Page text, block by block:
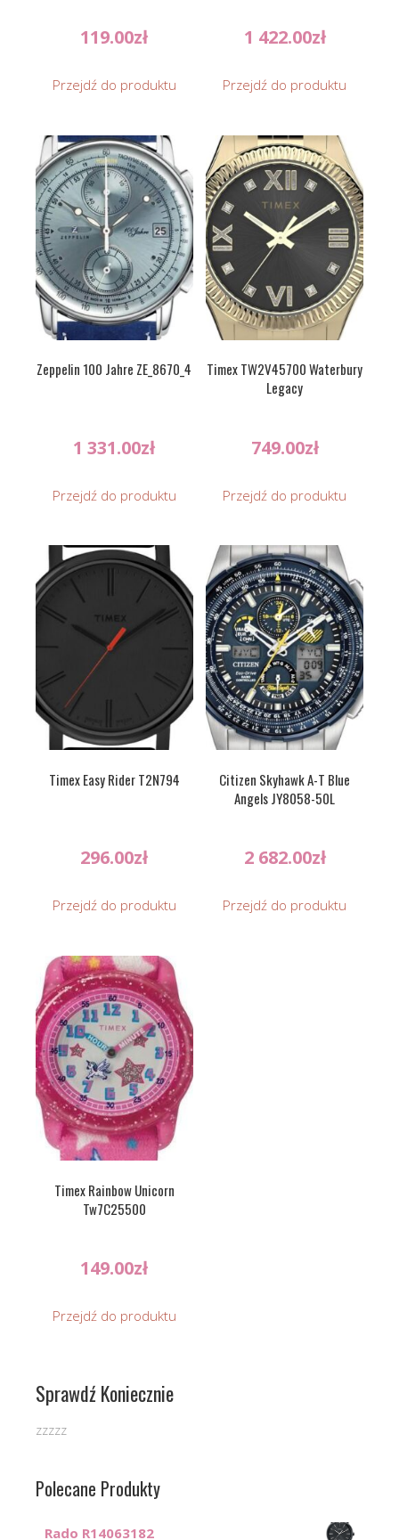
119.00zł
Przejdź do produktu
1 422.00zł
Przejdź do produktu
Zeppelin 100 Jahre ZE_8670_4
1 331.00zł
Przejdź do produktu
Timex TW2V45700 Waterbury
Legacy
749.00zł
Przejdź do produktu
Timex Easy Rider T2N794
296.00zł
Przejdź do produktu
Citizen Skyhawk A-T Blue
Angels JY8058-50L
2 682.00zł
Przejdź do produktu
Timex Rainbow Unicorn
Tw7C25500
149.00zł
Przejdź do produktu
Sprawdź Koniecznie
zzzzz
Polecane Produkty
Rado R14063182